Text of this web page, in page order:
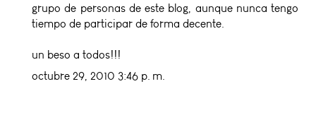
grupo de personas de este blog, aunque nunca tengo
tiempo de participar de forma decente.
un beso a todos!!!
octubre 29, 2010 3:46 p. m.